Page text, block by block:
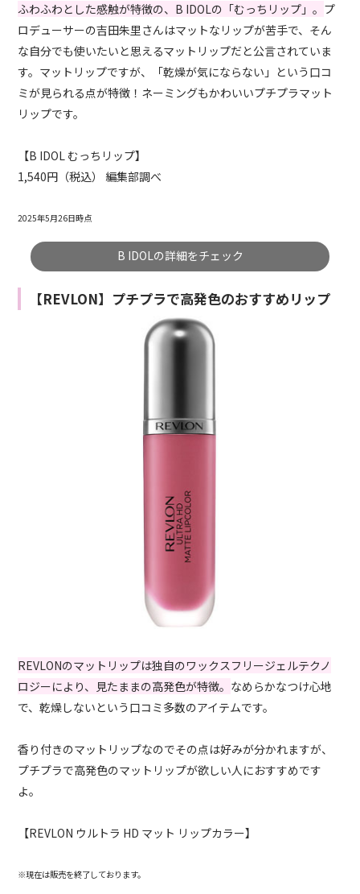
ふわふわとした感触が特徴の、B IDOLの「むっちリップ」。 プ
ロデューサーの吉田朱里さんはマットなリップが苦手で、そん
な自分でも使いたいと思えるマットリップだと公言されていま
す。マットリップですが、「乾燥が気にならない」という口コ
ミが見られる点が特徴！ネーミングもかわいいプチプラマット
リップです。
【B IDOL むっちリップ】
1,540円（税込） 編集部調べ
2025年5月26日時点
B IDOLの詳細をチェック
【REVLON】プチプラで高発色のおすすめリップ
REVLONのマットリップは独自のワックスフリージェルテクノ
ロジーにより、見たままの高発色が特徴。 なめらかなつけ心地
で、乾燥しないという口コミ多数のアイテムです。
香り付きのマットリップなのでその点は好みが分かれますが、
プチプラで高発色のマットリップが欲しい人におすすめです
よ。
【REVLON ウルトラ HD マット リップカラー】
※現在は販売を終了しております。